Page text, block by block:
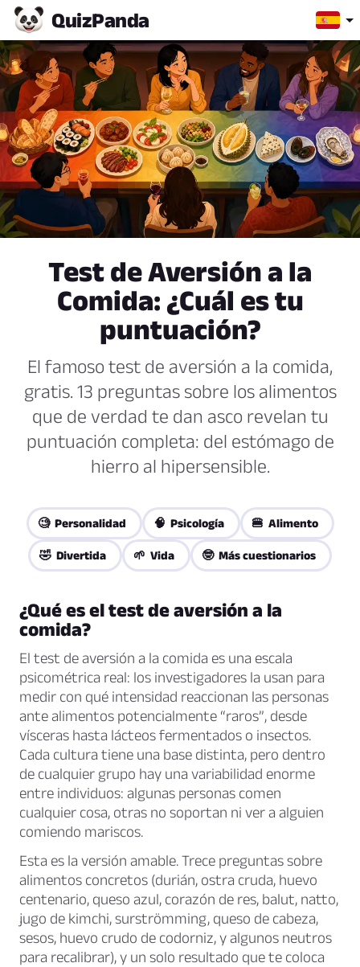
QuizPanda
Test de Aversión a la
Comida: ¿Cuál es tu
puntuación?
El famoso test de aversión a la comida,
gratis. 13 preguntas sobre los alimentos
que de verdad te dan asco revelan tu
puntuación completa: del estómago de
hierro al hipersensible.
🧐 Personalidad 🧠 Psicología 🍔 Alimento
🤣 Divertida 🌱 Vida 🤓 Más cuestionarios
¿Qué es el test de aversión a la
comida?
El test de aversión a la comida es una escala
psicométrica real: los investigadores la usan para
medir con qué intensidad reaccionan las personas
ante alimentos potencialmente “raros”, desde
vísceras hasta lácteos fermentados o insectos.
Cada cultura tiene una base distinta, pero dentro
de cualquier grupo hay una variabilidad enorme
entre individuos: algunas personas comen
cualquier cosa, otras no soportan ni ver a alguien
comiendo mariscos.
Esta es la versión amable. Trece preguntas sobre
alimentos concretos (durián, ostra cruda, huevo
centenario, queso azul, corazón de res, balut, natto,
jugo de kimchi, surströmming, queso de cabeza,
sesos, huevo crudo de codorniz, y algunos neutros
para recalibrar), y un solo resultado que te coloca